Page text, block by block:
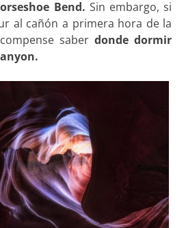
Bend. Sin embargo, si
al cañón a primera hora de la
saber donde dormir